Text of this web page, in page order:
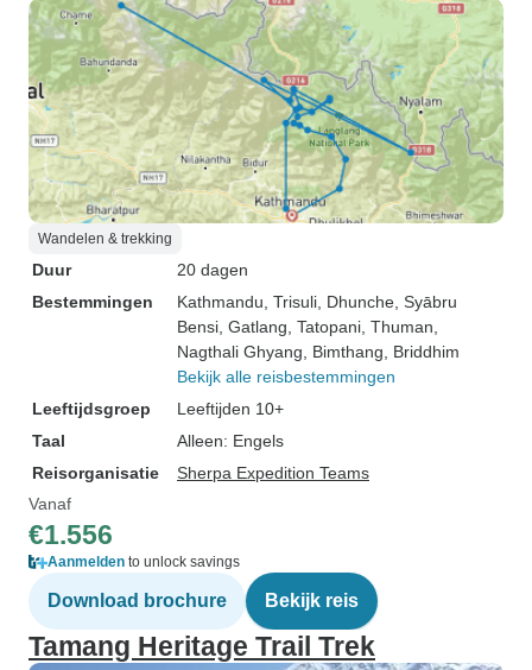
Wandelen & trekking
Duur
20 dagen
Bestemmingen
Kathmandu , Trisuli , Dhunche , Syābru
Bensi , Gatlang , Tatopani , Thuman
Nagthali Ghyang , Bimthang , Briddhim
Bekijk alle reisbestemmingen
Leeftijdsgroep
Leeftijden 10+
Taal
Alleen: Engels
Reisorganisatie
Sherpa Expedition Teams
Vanaf
€1.556
Aanmelden to unlock savings
Download brochure Bekijk reis
Tamang Heritage Trail Trek